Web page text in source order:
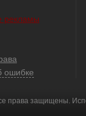
рекламы
ошибке
права защищены.